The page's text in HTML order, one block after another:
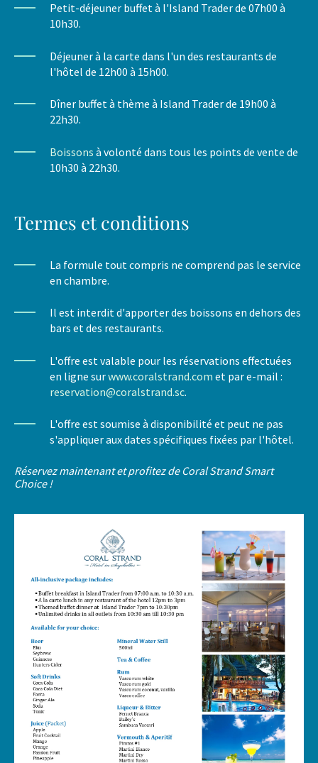
Petit-déjeuner buffet à l'Island Trader de 07h00 à
10h30.
Déjeuner à la carte dans l'un des restaurants de
l'hôtel de 12h00 à 15h00.
Dîner buffet à thème à Island Trader de 19h00 à
22h30.
Boissons à volonté dans tous les points de vente de
10h30 à 22h30.
Termes et conditions
La formule tout compris ne comprend pas le service
en chambre.
Il est interdit d'apporter des boissons en dehors des
bars et des restaurants.
L'offre est valable pour les réservations effectuées
en ligne surwww.coralstrand.com et par e-mail :
reservation@coralstrand.sc.
L'offre est soumise à disponibilité et peut ne pas
s'appliquer aux dates spécifiques fixées par l'hôtel.
Réservez maintenant et profitez de Coral Strand Smart
Choice !